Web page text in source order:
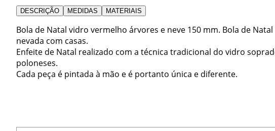
DESCRIÇÃO MEDIDAS MATERIAIS
Bola de Natal vidro vermelho árvores e neve 150 mm. Bola de
nevada com casas.
Enfeite de Natal realizado com a técnica tradicional do vidro
poloneses.
Cada peça é pintada à mão e é portanto única e diferente.